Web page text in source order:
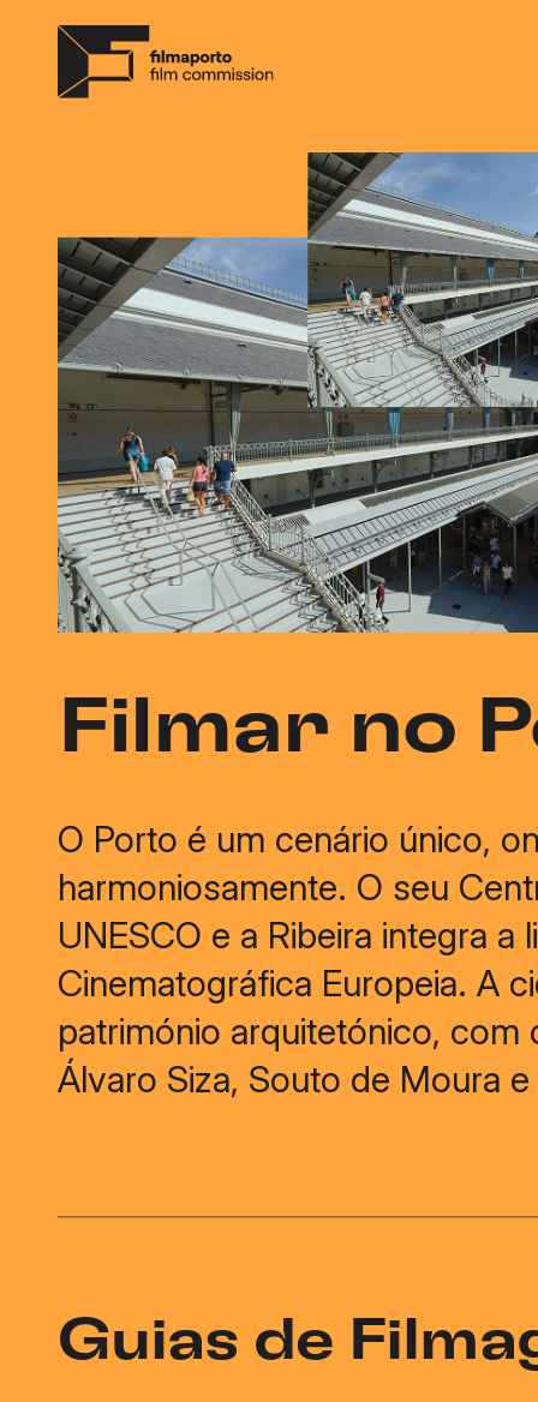
Filmar no
O Porto é um cenário único,
harmoniosamente. O seu
UNESCO e a Ribeira integra
Cinematográfica Europeia. A
património arquitetónico,
Álvaro Siza, Souto de Moura
Guias de